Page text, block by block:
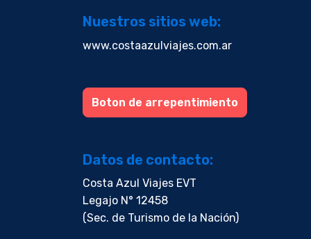
Nuestros sitios web:
www.costaazulviajes.com.ar
Boton de arrepentimiento
Datos de contacto:
Costa Azul Viajes EVT
Legajo N° 12458
(Sec. de Turismo de la Nación)